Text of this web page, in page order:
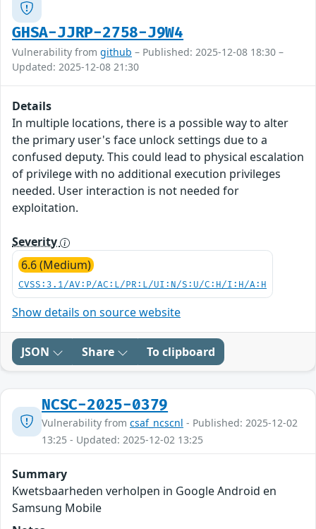
GHSA-JJRP-2758-J9W4
Vulnerability from github – Published: 2025-12-08 18:30 –
Updated: 2025-12-08 21:30
Details
In multiple locations, there is a possible way to alter
the primary user's face unlock settings due to a
confused deputy. This could lead to physical escalation
of privilege with no additional execution privileges
needed. User interaction is not needed for
exploitation.
Severity
6.6 (Medium)
CVSS:3.1/AV:P/AC:L/PR:L/UI:N/S:U/C:H/I:H/A:H
Show details on source website
JSON Share To clipboard
NCSC-2025-0379
Vulnerability from csaf_ncscnl - Published: 2025-12-02
13:25 - Updated: 2025-12-02 13:25
Summary
Kwetsbaarheden verholpen in Google Android en
Samsung Mobile